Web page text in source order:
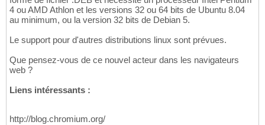
4 ou AMD Athlon et les versions 32 ou 64 bits de Ubuntu 8.04
au minimum, ou la version 32 bits de Debian 5.
Le support pour d'autres distributions linux sont prévues.
Que pensez-vous de ce nouvel acteur dans les navigateurs
web ?
Liens intéressants :
http://blog.chromium.org/